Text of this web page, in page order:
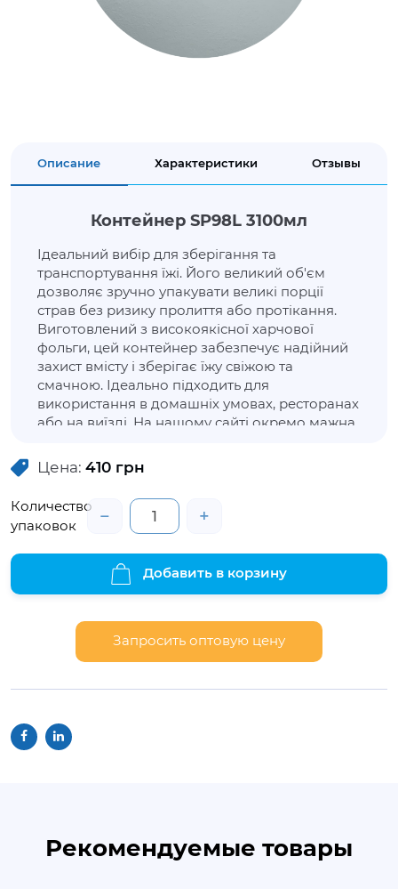
Описание Характеристики Отзывы
Контейнер SP98L 3100мл
Ідеальний вибір для зберігання та
транспортування їжі. Його великий об'єм
дозволяє зручно упакувати великі порції
страв без ризику пролиття або протікання.
Виготовлений з високоякісної харчової
фольги, цей контейнер забезпечує надійний
захист вмісту і зберігає їжу свіжою та
смачною. Ідеально підходить для
використання в домашніх умовах, ресторанах
або на виїзді. На нашому сайті окремо мажна
Цена: 410 грн
Количество
упаковок
− +
Добавить в корзину
Запросить оптовую цену
Рекомендуемые товары